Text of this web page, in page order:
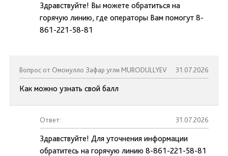
Здравствуйте! Вы можете обратиться на
горячую линию, где операторы Вам помогут 8-
861-221-58-81
Вопрос от Омонулло Зафар угли MURODULLYEV 31.07.2026
Как можно узнать свой балл
Ответ: 31.07.2026
Здравствуйте! Для уточнения информации
обратитесь на горячую линию 8-861-221-58-81